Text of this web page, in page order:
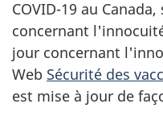
COVID-19 au
concernant
jour concernant
Web Sécurité des
est mise à jour de